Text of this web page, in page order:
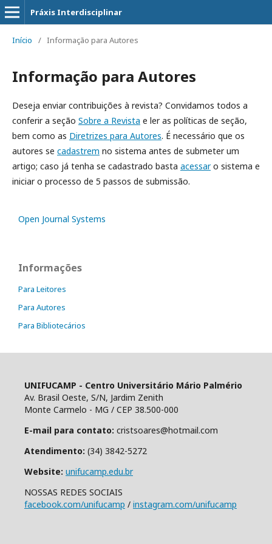
Práxis Interdisciplinar
Início / Informação para Autores
Informação para Autores
Deseja enviar contribuições à revista? Convidamos todos a
conferir a seção Sobre a Revista e ler as políticas de seção,
bem como as Diretrizes para Autores. É necessário que os
autores se cadastrem no sistema antes de submeter um
artigo; caso já tenha se cadastrado basta acessaro sistema e
iniciar o processo de 5 passos de submissão.
Open Journal Systems
Informações
Para Leitores
Para Autores
Para Bibliotecários
UNIFUCAMP - Centro Universitário Mário Palmério
Av. Brasil Oeste, S/N, Jardim Zenith
Monte Carmelo - MG / CEP 38.500-000
E-mail para contato: cristsoares@hotmail.com
Atendimento: (34) 3842-5272
Website: unifucamp.edu.br
NOSSAS REDES SOCIAIS
facebook.com/unifucamp / instagram.com/unifucamp